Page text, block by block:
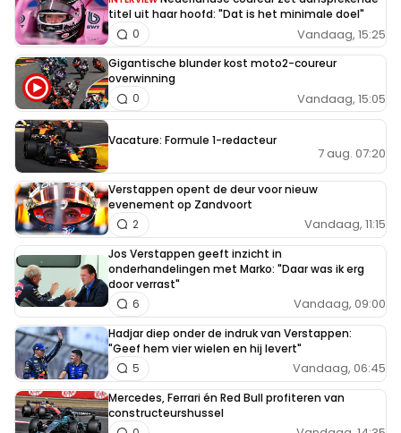
titel uit haar hoofd: "Dat is het minimale doel"
Vandaag, 15:25
0
Gigantische blunder kost moto2-coureur
overwinning
Vandaag, 15:05
0
Vacature: Formule 1-redacteur
7 aug. 07:20
Verstappen opent de deur voor nieuw
evenement op Zandvoort
Vandaag, 11:15
2
Jos Verstappen geeft inzicht in
onderhandelingen met Marko: "Daar was ik erg
door verrast"
Vandaag, 09:00
6
Hadjar diep onder de indruk van Verstappen:
"Geef hem vier wielen en hij levert"
Vandaag, 06:45
5
Mercedes, Ferrari én Red Bull profiteren van
constructeurshussel